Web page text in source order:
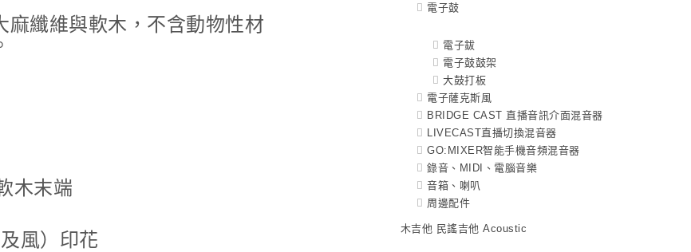
麻纖維與軟木，不含動物性材
木末端
風）印花
電子鼓
電子鈸
電子鼓鼓架
大鼓打板
電子薩克斯風
BRIDGE CAST 直播音訊介面混音器
LIVECAST直播切換混音器
GO:MIXER智能手機音頻混音器
錄音、MIDI、電腦音樂
音箱、喇叭
周邊配件
木吉他 民謠吉他 Acoustic